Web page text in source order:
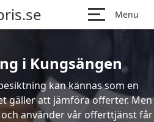
Menu
i Kungsängen
kan kännas som en
gäller att jämföra offerter. Men
använder vår offerttjänst får